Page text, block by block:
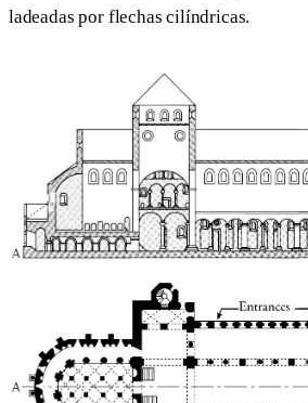
ladeadas por flechas cilíndricas.